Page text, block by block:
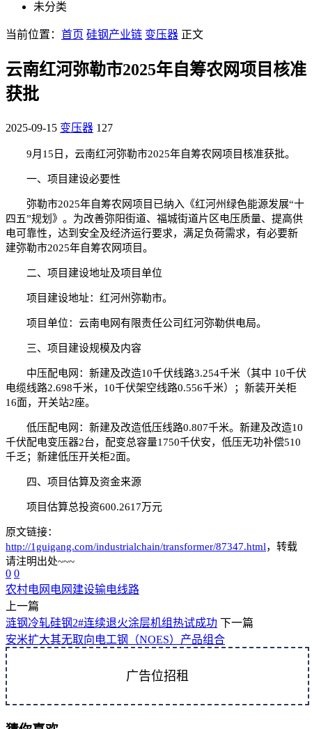
未分类
当前位置： 首页 硅钢产业链 变压器 正文
云南红河弥勒市2025年自筹农网项目核准
获批
2025-09-15 变压器 127
9月15日，云南红河弥勒市2025年自筹农网项目核准获批。
一、项目建设必要性
弥勒市2025年自筹农网项目已纳入《红河州绿色能源发展“十
四五”规划》。为改善弥阳街道、福城街道片区电压质量、提高供
电可靠性，达到安全及经济运行要求，满足负荷需求，有必要新
建弥勒市2025年自筹农网项目。
二、项目建设地址及项目单位
项目建设地址：红河州弥勒市。
项目单位：云南电网有限责任公司红河弥勒供电局。
三、项目建设规模及内容
中压配电网：新建及改造10千伏线路3.254千米（其中 10千伏
电缆线路2.698千米，10千伏架空线路0.556千米）；新装开关柜
16面，开关站2座。
低压配电网：新建及改造低压线路0.807千米。新建及改造10
千伏配电变压器2台，配变总容量1750千伏安，低压无功补偿510
千乏；新建低压开关柜2面。
四、项目估算及资金来源
项目估算总投资600.2617万元
原文链接：
http://1guigang.com/industrialchain/transformer/87347.html，转载
请注明出处~~~
0 0
农村电网 电网建设输电线路
上一篇
涟钢冷轧硅钢2#连续退火涂层机组热试成功 下一篇
安米扩大其无取向电工钢（NOES）产品组合
广告位招租